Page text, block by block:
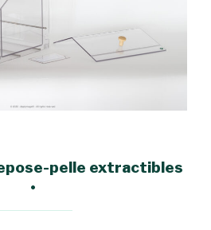
pelle extractibles
•